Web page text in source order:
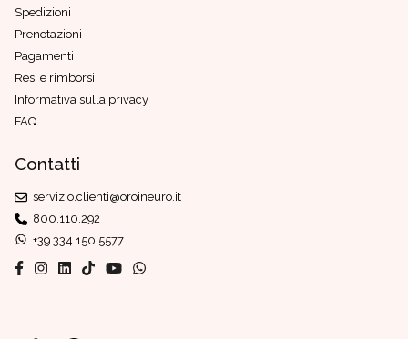
Spedizioni
Prenotazioni
Pagamenti
Resi e rimborsi
Informativa sulla privacy
FAQ
Contatti
servizio.clienti@oroineuro.it
800.110.292
+39 334 150 5577